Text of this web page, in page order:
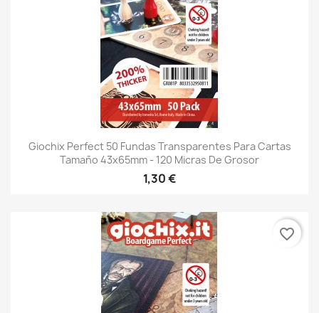
Giochix Perfect 50 Fundas Transparentes Para Cartas
Tamaño 43x65mm - 120 Micras De Grosor
1,30 €
favorite_border